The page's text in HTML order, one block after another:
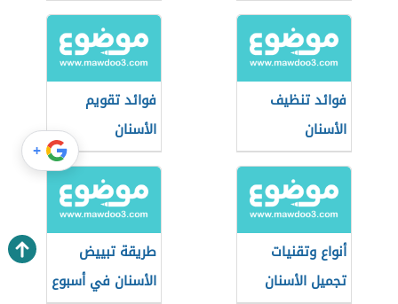
فوائد تنظيف
الأسنان
فوائد تقويم
الأسنان
أنواع وتقنيات
تجميل الأسنان
طريقة تبييض
الأسنان في أسبوع
+